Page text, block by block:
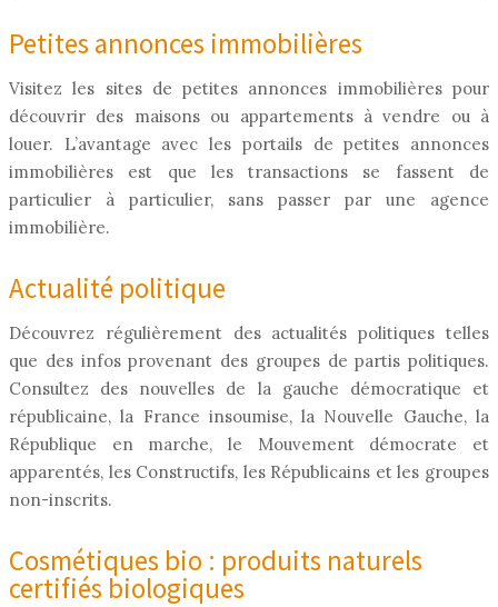
Petites annonces immobilières
Visitez les sites de petites annonces immobilières pour
découvrir des maisons ou appartements à vendre ou à
louer. L’avantage avec les portails de petites annonces
immobilières est que les transactions se fassent de
particulier à particulier, sans passer par une agence
immobilière.
Actualité politique
Découvrez régulièrement des actualités politiques telles
que des infos provenant des groupes de partis politiques.
Consultez des nouvelles de la gauche démocratique et
républicaine, la France insoumise, la Nouvelle Gauche, la
République en marche, le Mouvement démocrate et
apparentés, les Constructifs, les Républicains et les groupes
non-inscrits.
Cosmétiques bio : produits naturels
certifiés biologiques